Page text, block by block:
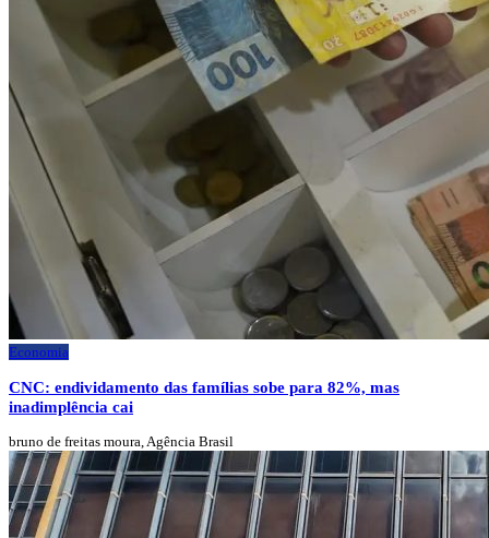
Economia
CNC: endividamento das famílias sobe para 82%, mas
inadimplência cai
bruno de freitas moura, Agência Brasil